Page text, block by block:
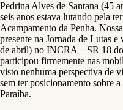
Pedrina Alves de Santana (45
seis anos estava lutando pela
Acampamento da Penha.
presente na Jornada de Lutas
de abril) no INCRA – SR 18
participou firmemente nas
visto nenhuma perspectiva de
sem ter posicionamento sobre
Paraíba.